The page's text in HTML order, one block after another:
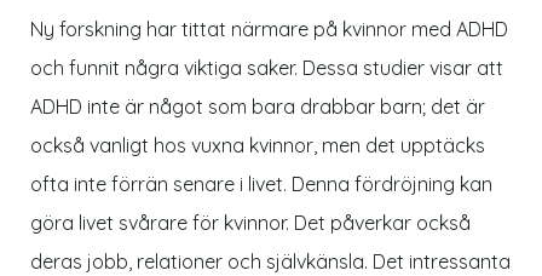
Ny forskning har tittat närmare på kvinnor med ADHD
och funnit några viktiga saker. Dessa studier visar att
ADHD inte är något som bara drabbar barn; det är
också vanligt hos vuxna kvinnor, men det upptäcks
ofta inte förrän senare i livet. Denna fördröjning kan
göra livet svårare för kvinnor. Det påverkar också
deras jobb, relationer och självkänsla. Det intressanta